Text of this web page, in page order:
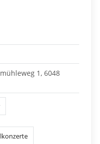
1, 6048